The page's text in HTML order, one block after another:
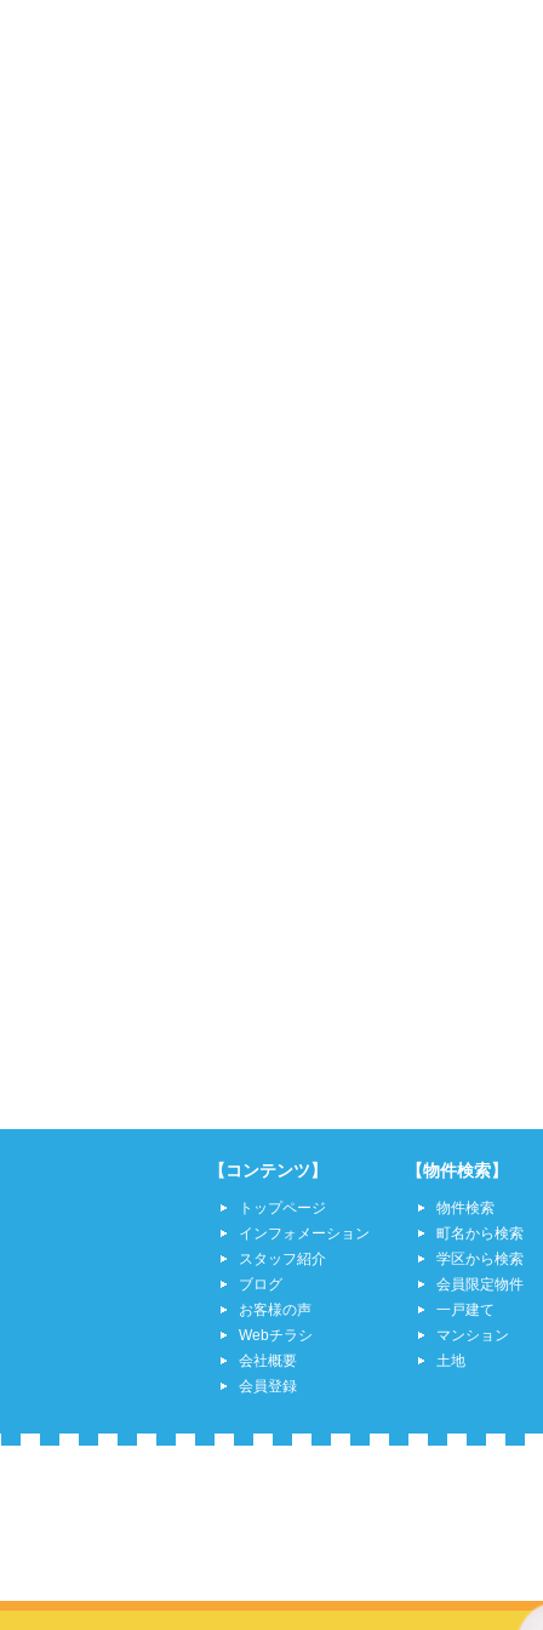
【コンテンツ】
トップページ
インフォメーション
スタッフ紹介
ブログ
お客様の声
Webチラシ
会社概要
会員登録
【物件検索】
物件検索
町名から検索
学区から検索
会員限定物件
一戸建て
マンション
土地